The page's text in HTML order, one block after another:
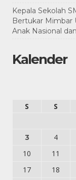
Kepala Sekolah
Bertukar Mimbar
Anak Nasional
Kalender
S
S
3 4
10
11
17
18